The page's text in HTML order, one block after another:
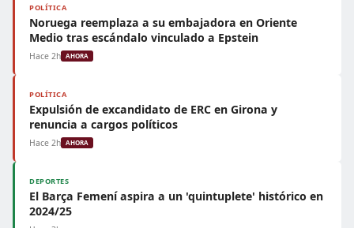
POLÍTICA
Noruega reemplaza a su embajadora en Oriente
Medio tras escándalo vinculado a Epstein
Hace 2h AHORA
POLÍTICA
Expulsión de excandidato de ERC en Girona y
renuncia a cargos políticos
Hace 2h AHORA
DEPORTES
El Barça Femení aspira a un 'quintuplete' histórico en
2024/25